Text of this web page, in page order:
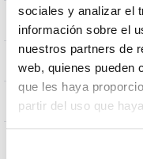
sociales y analizar el
información sobre el
nuestros partners de
web, quienes pueden
que les haya
partir del uso que
Weight
Measures
Mounting position